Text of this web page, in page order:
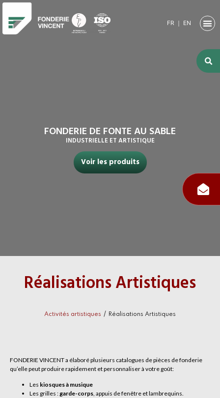
FR ｜ EN
FONDERIE DE FONTE AU SABLE
INDUSTRIELLE ET ARTISTIQUE
Voir les produits
Réalisations Artistiques
Activités artistiques / Réalisations Artistiques
FONDERIE VINCENT a élaboré plusieurs catalogues de pièces de fonderie
qu’elle peut produire rapidement etpersonnaliser à votre goût:
Les kiosques à musique
Les grilles :garde-corps, appuis de fenêtre et lambrequins.